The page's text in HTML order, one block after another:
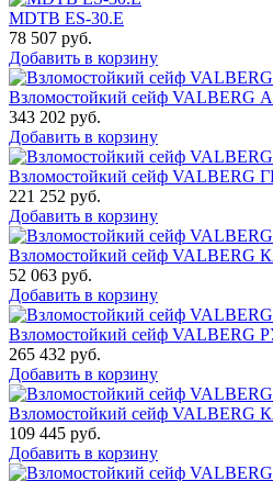
MDTB ES-30.Е
78 507 руб.
Добавить в корзину
Взломостойкий сейф VALBERG
343 202 руб.
Добавить в корзину
Взломостойкий сейф VALBERG
221 252 руб.
Добавить в корзину
Взломостойкий сейф VALBERG
52 063 руб.
Добавить в корзину
Взломостойкий сейф VALBERG
265 432 руб.
Добавить в корзину
Взломостойкий сейф VALBERG
109 445 руб.
Добавить в корзину